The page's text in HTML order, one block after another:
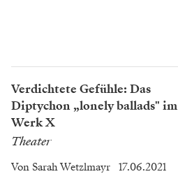
Verdichtete Gefühle: Das
Diptychon „lonely ballads" im
Werk X
Theater
Von Sarah Wetzlmayr 17.06.2021